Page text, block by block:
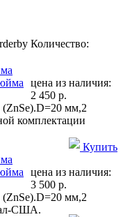
Количество:
цена из наличия:
2 450 р.
мм,2
комплектации
Купить
цена из наличия:
3 500 р.
мм,2
США.